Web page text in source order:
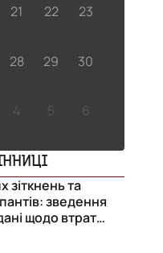
21 22 23
28 29 30
4 5 6
зіткнень та
зведення
щодо втрат